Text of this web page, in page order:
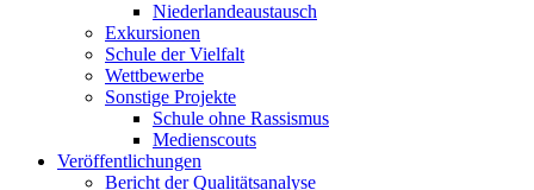
Niederlandeaustausch
Exkursionen
Schule der Vielfalt
Wettbewerbe
Sonstige Projekte
Schule ohne Rassismus
Medienscouts
Veröffentlichungen
Bericht der Qualitätsanalyse